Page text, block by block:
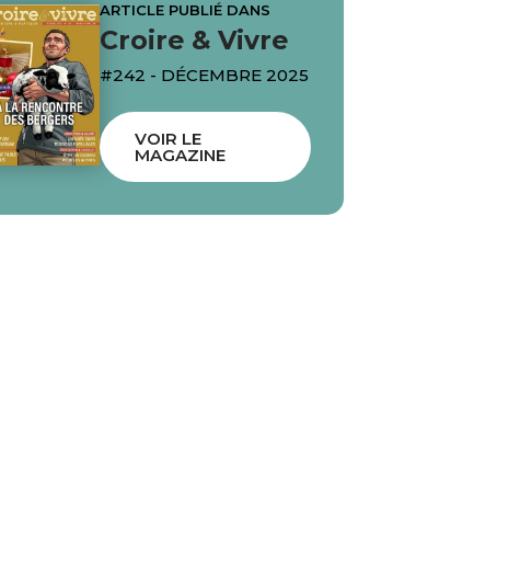
ARTICLE PUBLIÉ DANS
Croire & Vivre
#242 - DÉCEMBRE 2025
VOIR LE
MAGAZINE